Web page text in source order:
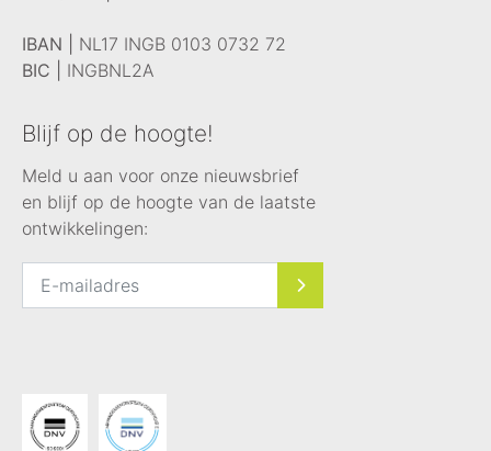
IBAN | NL17 INGB 0103 0732 72
BIC | INGBNL2A
Blijf op de hoogte!
Meld u aan voor onze nieuwsbrief
en blijf op de hoogte van de laatste
ontwikkelingen: